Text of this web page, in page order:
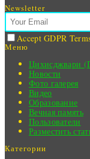
Newsletter
Accept GDPR
Меню
Цихисджвари
Новости
Фото галерея
Видео
Образование
Вечная память
Пользователи
Разместить
Категории